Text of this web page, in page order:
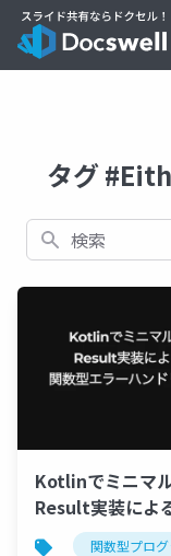
タグ
検索
Kotlinでミニマ
Result実装によ
型エラーハンド
関数型プロ